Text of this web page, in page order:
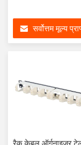
सर्वोत्तम मूल्य
रैक केबल ऑर्गनाइज़र